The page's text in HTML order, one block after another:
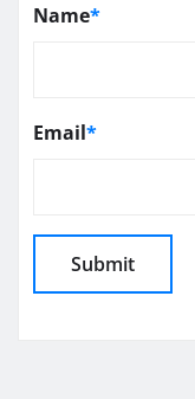
Name*
Email*